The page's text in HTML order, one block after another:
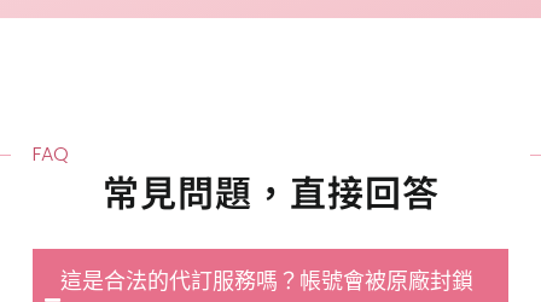
FAQ
常見問題，直接回答
這是合法的代訂服務嗎？帳號會被原廠封鎖